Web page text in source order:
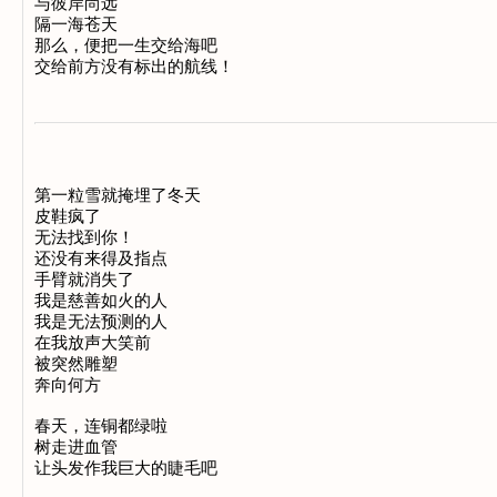
隔一海苍天
那么，便把一生交给海吧
第一粒雪就掩埋了冬天
皮鞋疯了
无法找到你！
还没有来得及指点
手臂就消失了
我是慈善如火的人
我是无法预测的人
在我放声大笑前
被突然雕塑
奔向何方
春天，连铜都绿啦
树走进血管
让头发作我巨大的睫毛吧